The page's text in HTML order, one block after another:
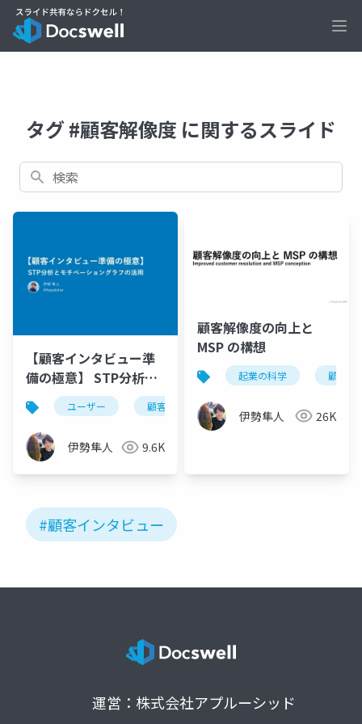
タグ #顧客解像度 に関するスライド
検索
【顧客インタビュー準
備の極意】 STP分析と
モチベーショングラフ
の活用
ユーザー 顧客 顧客インタビュー
伊勢隼人 9.6K
顧客解像度の向上と
MSP の構想
起業の科学 顧客
伊勢隼人 26K
#顧客インタビュー
運営：株式会社アプルーシッド